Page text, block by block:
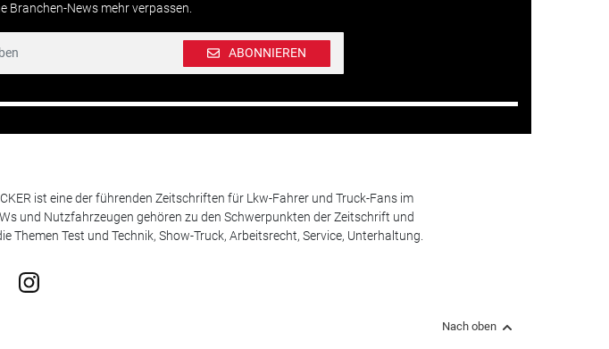
Branchen-News mehr verpassen.
ABONNIEREN
ist eine der führenden Zeitschriften für Lkw-Fahrer und Truck-Fans im
und Nutzfahrzeugen gehören zu den Schwerpunkten der Zeitschrift und
Themen Test und Technik, Show-Truck, Arbeitsrecht, Service, Unterhaltung.
Nach oben